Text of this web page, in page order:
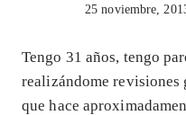
25 noviembre,
Tengo 31 años, tengo
realizándome
que hace